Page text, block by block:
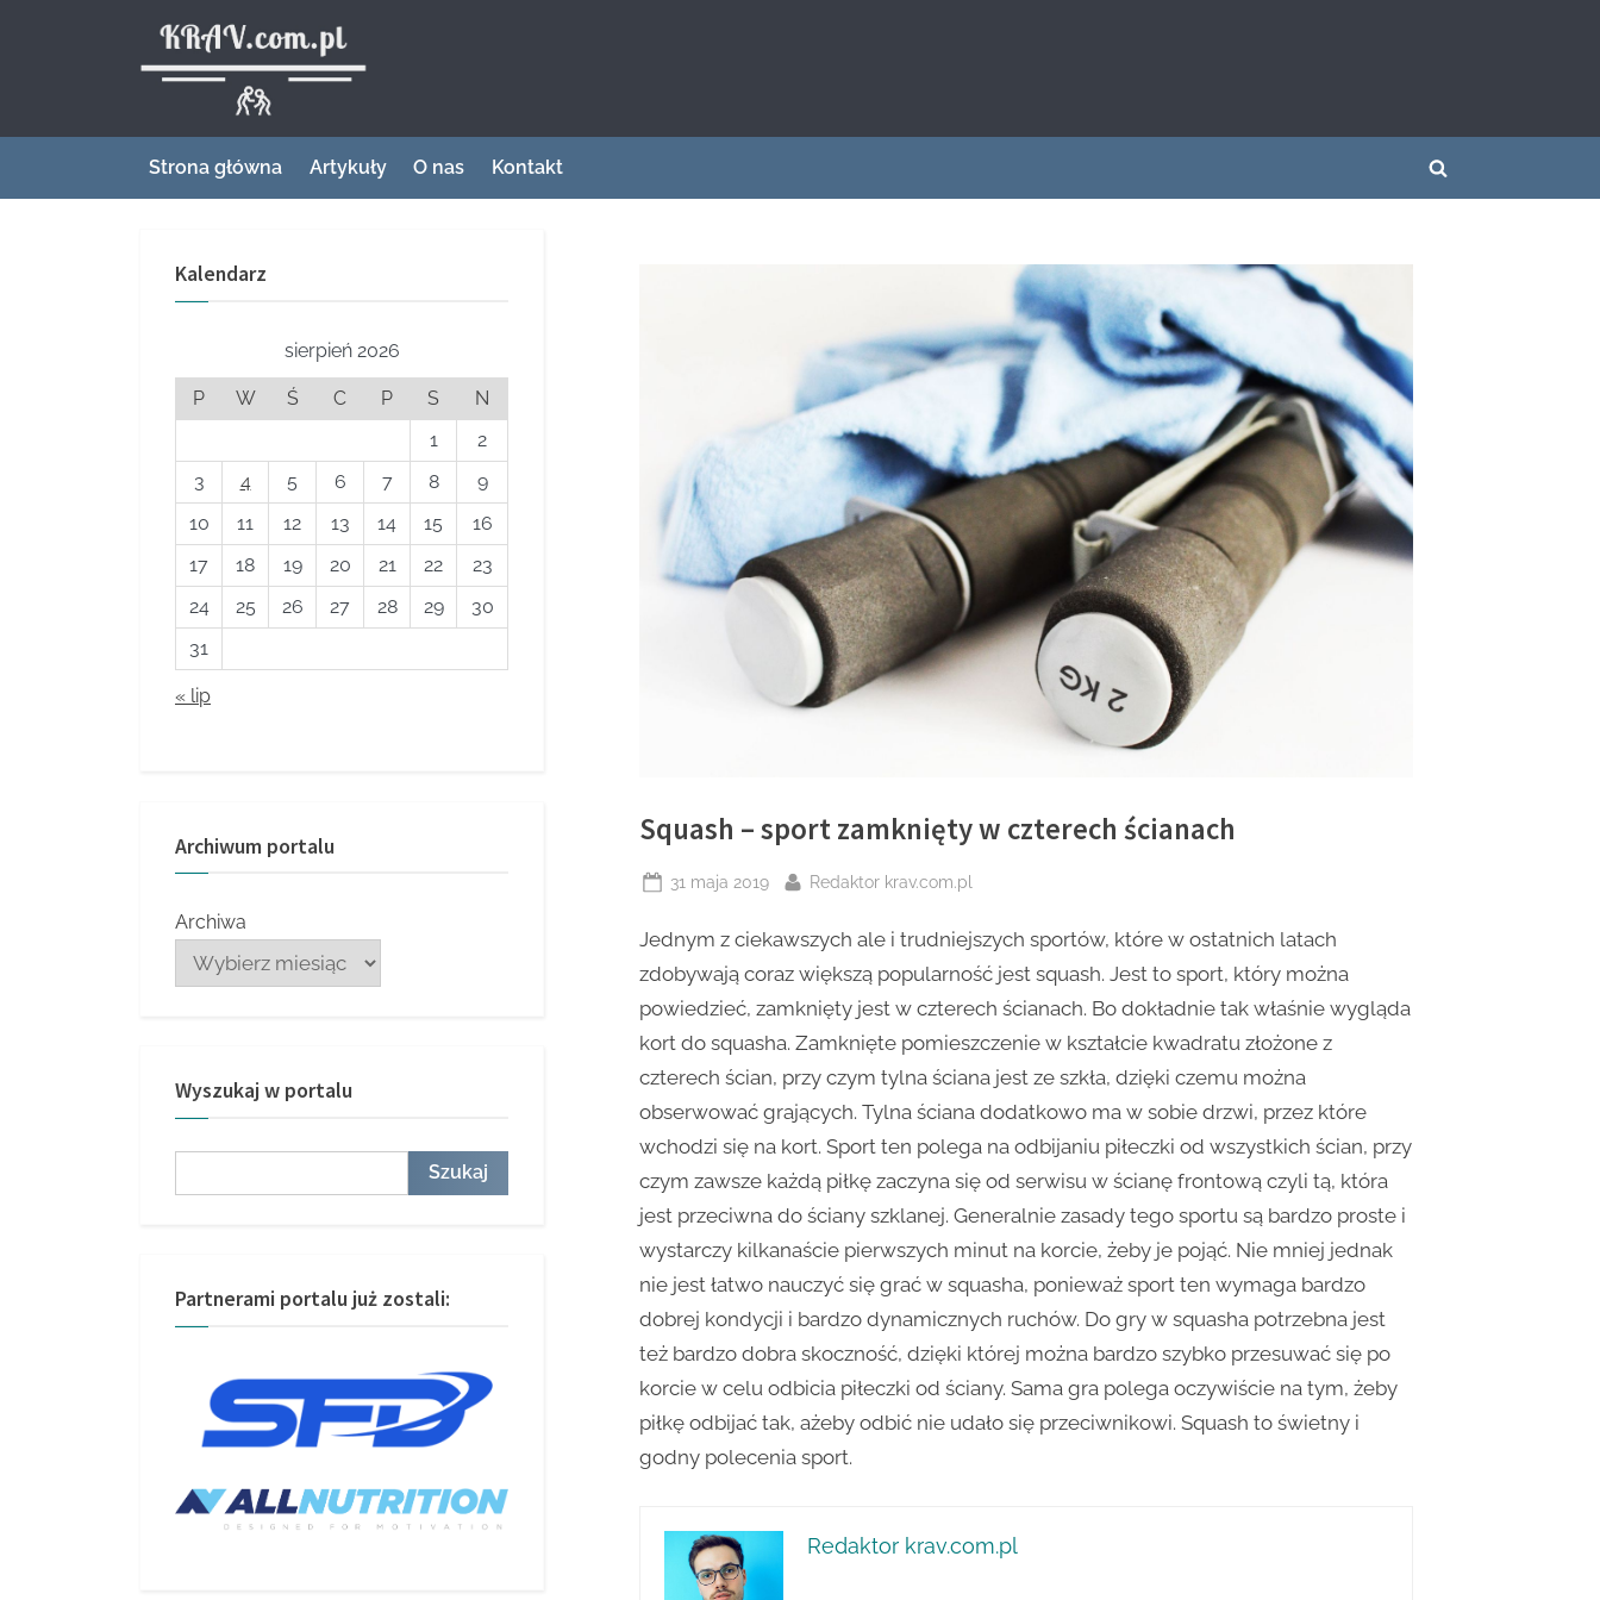
Strona główna Artykuły O nas Kontakt
Toggle
Squash – sport zamknięty w czterech ścianach
Posted
31 maja 2019 By
Redaktor krav.com.pl
Jednym z ciekawszych ale i trudniejszych sportów, które w ostatnich latach
zdobywają coraz większą popularność jest squash. Jest to sport, który można
powiedzieć, zamknięty jest w czterech ścianach. Bo dokładnie tak właśnie wygląda
kort do squasha. Zamknięte pomieszczenie w kształcie kwadratu złożone z
czterech ścian, przy czym tylna ściana jest ze szkła, dzięki czemu można
obserwować grających. Tylna ściana dodatkowo ma w sobie drzwi, przez które
wchodzi się na kort. Sport ten polega na odbijaniu piłeczki od wszystkich ścian, przy
czym zawsze każdą piłkę zaczyna się od serwisu w ścianę frontową czyli tą, która
jest przeciwna do ściany szklanej. Generalnie zasady tego sportu są bardzo proste i
wystarczy kilkanaście pierwszych minut na korcie, żeby je pojąć. Nie mniej jednak
nie jest łatwo nauczyć się grać w squasha, ponieważ sport ten wymaga bardzo
dobrej kondycji i bardzo dynamicznych ruchów. Do gry w squasha potrzebna jest
też bardzo dobra skoczność, dzięki której można bardzo szybko przesuwać się po
korcie w celu odbicia piłeczki od ściany. Sama gra polega oczywiście na tym, żeby
piłkę odbijać tak, ażeby odbić nie udało się przeciwnikowi. Squash to świetny i
godny polecenia sport.
Redaktor krav.com.pl
Kalendarz
sierpień 2026
P W Ś C P S
N
1
2
3
4 5 6 7 8
9
10
11 12 13 14 15
16
17
18 19 20 21 22
23
24
25 26 27 28 29
30
31
« lip
Archiwum portalu
Archiwa
Wyszukaj w portalu
Szukaj
Partnerami portalu już zostali: